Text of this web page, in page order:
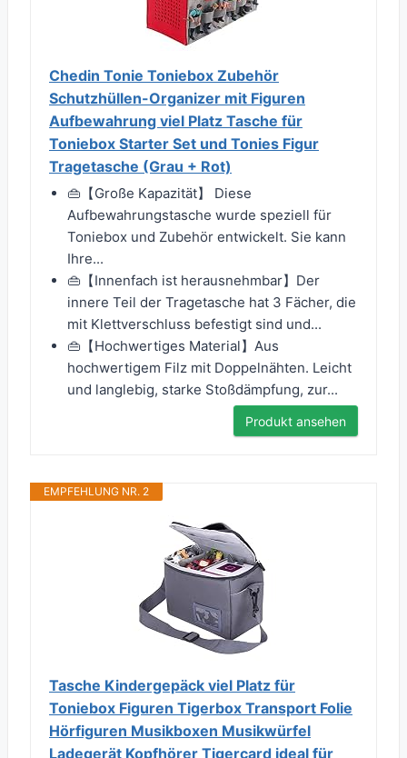
Chedin Tonie Toniebox Zubehör
Schutzhüllen-Organizer mit Figuren
Aufbewahrung viel Platz Tasche für
Toniebox Starter Set und Tonies Figur
Tragetasche (Grau + Rot)
👜【Große Kapazität】 Diese
Aufbewahrungstasche wurde speziell für
Toniebox und Zubehör entwickelt. Sie kann
Ihre...
👜【Innenfach ist herausnehmbar】Der
innere Teil der Tragetasche hat 3 Fächer, die
mit Klettverschluss befestigt sind und...
👜【Hochwertiges Material】Aus
hochwertigem Filz mit Doppelnähten. Leicht
und langlebig, starke Stoßdämpfung, zur...
Produkt ansehen
EMPFEHLUNG NR. 2
Tasche Kindergepäck viel Platz für
Toniebox Figuren Tigerbox Transport Folie
Hörfiguren Musikboxen Musikwürfel
Ladegerät Kopfhörer Tigercard ideal für